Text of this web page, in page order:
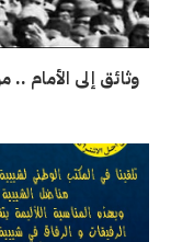
وثائق إلى الأمام